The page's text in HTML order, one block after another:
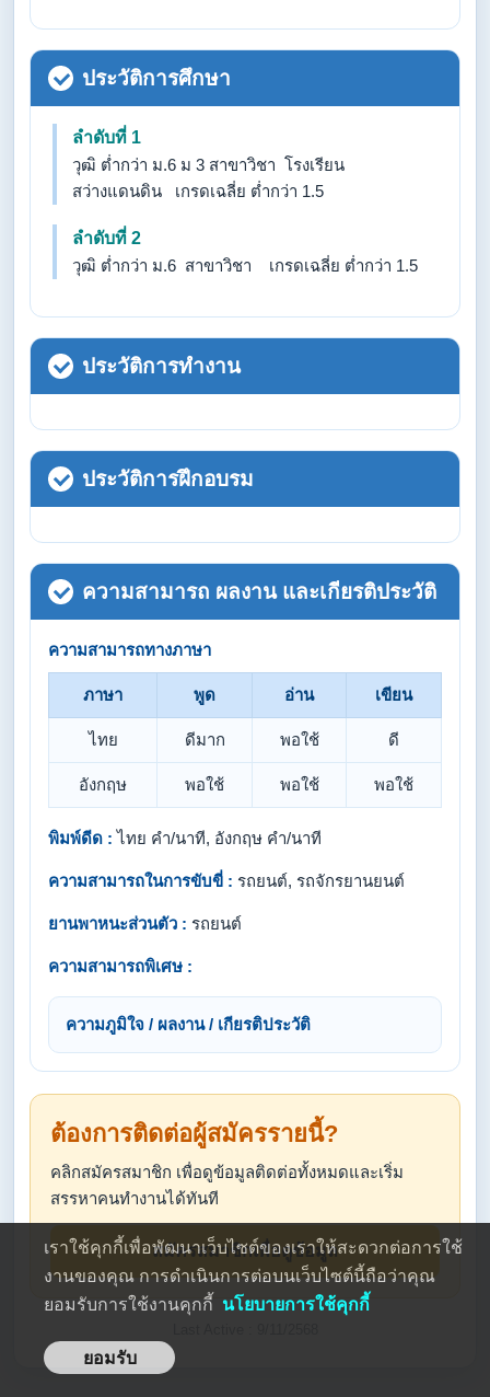
ประวัติการศึกษา
ลำดับที่ 1
วุฒิ ต่ำกว่า ม.6 ม 3 สาขาวิชา โรงเรียน
สว่างแดนดิน เกรดเฉลี่ย ต่ำกว่า 1.5
ลำดับที่ 2
วุฒิ ต่ำกว่า ม.6 สาขาวิชา เกรดเฉลี่ย ต่ำกว่า 1.5
ประวัติการทำงาน
ประวัติการฝึกอบรม
ความสามารถ ผลงาน และเกียรติประวัติ
ความสามารถทางภาษา
ภาษา พูด อ่าน เขียน
ไทย ดีมาก พอใช้ ดี
อังกฤษ พอใช้ พอใช้ พอใช้
พิมพ์ดีด : ไทย คำ/นาที, อังกฤษ คำ/นาที
ความสามารถในการขับขี่ : รถยนต์, รถจักรยานยนต์
ยานพาหนะส่วนตัว : รถยนต์
ความสามารถพิเศษ :
ความภูมิใจ / ผลงาน / เกียรติประวัติ
ต้องการติดต่อผู้สมัครรายนี้?
คลิกสมัครสมาชิก เพื่อดูข้อมูลติดต่อทั้งหมดและเริ่ม
สรรหาคนทำงานได้ทันที
สมัครสมาชิกเพื่อดูข้อมูล
เราใช้คุกกี้เพื่อพัฒนาเว็บไซต์ของเราให้สะดวกต่อการใช้
งานของคุณ การดำเนินการต่อบนเว็บไซต์นี้ถือว่าคุณ
ยอมรับการใช้งานคุกกี้ นโยบายการใช้คุกกี้